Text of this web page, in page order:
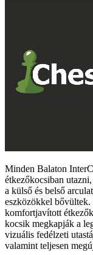
Minden Balaton
étkezőkocsiban
a külső és belső
eszközökkel bővültek.
komfortjavított
kocsik megkapják a
vizuális fedélzeti
valamint teljesen